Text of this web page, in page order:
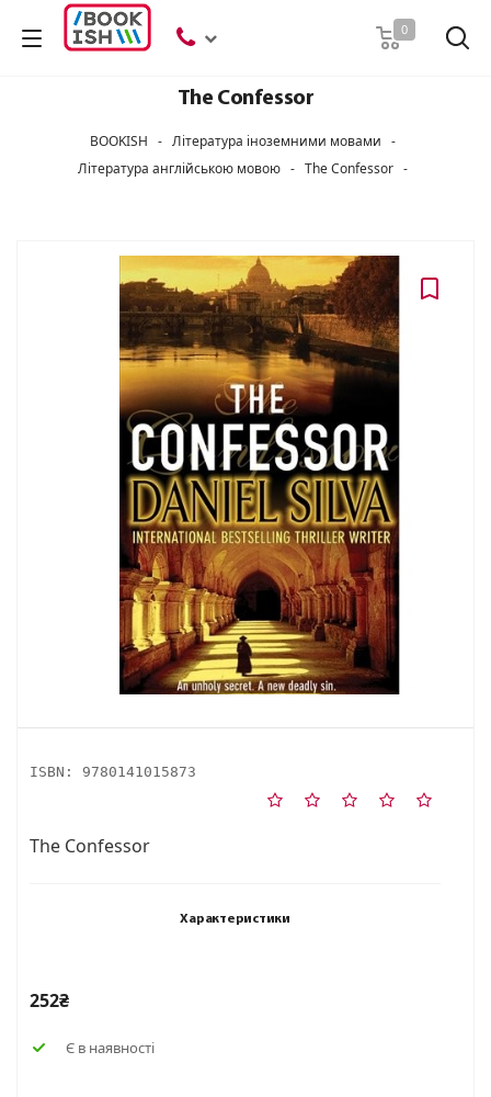
0
The Confessor
BOOKISH - Література іноземними мовами -
Література англійською мовою - The Confessor -
ISBN: 9780141015873
The Confessor
Характеристики
252₴
Є в наявності